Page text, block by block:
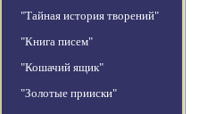
"Тайная история творений"
"Книга писем"
"Кошачий ящик"
"Золотые прииски"